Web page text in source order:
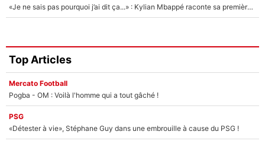
«Je ne sais pas pourquoi j’ai dit ça...» : Kylian Mbappé raconte sa première rencontre avec Zinédine Zidane (et c’est très drôle)
Top Articles
Mercato Football
Pogba - OM : Voilà l'homme qui a tout gâché !
PSG
«Détester à vie», Stéphane Guy dans une embrouille à cause du PSG !